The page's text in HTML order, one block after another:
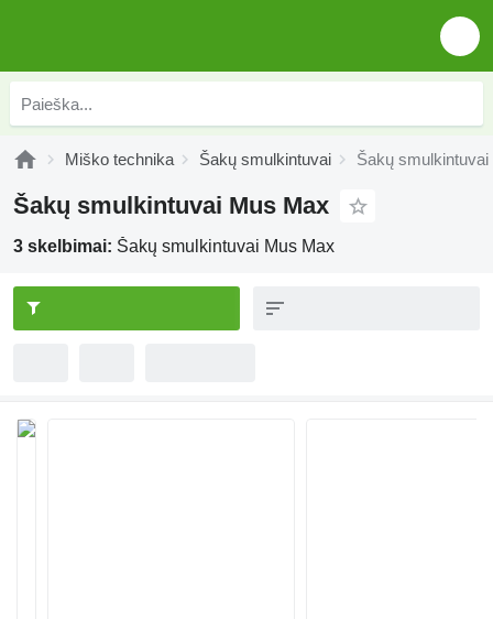
Miško technika Šakų smulkintuvai Šakų
Šakų smulkintuvai Mus Max
3 skelbimai: Šakų smulkintuvai Mus Max